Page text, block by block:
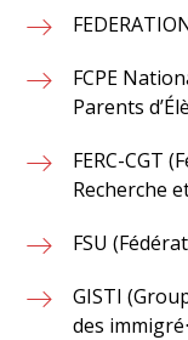
FCPE
Parents
FERC-CGT
Recherche
FSU
GISTI
des